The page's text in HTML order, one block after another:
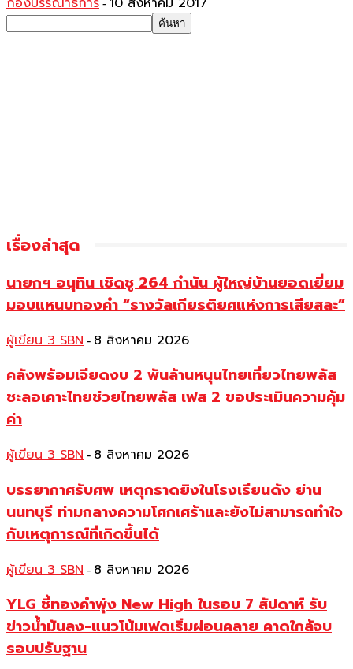
-
เรื่องล่าสุด
นายกฯ อนุทิน เชิดชู 264 กำนัน ผู้ใหญ่บ้านยอดเยี่ยม
มอบแหนบทองคำ “รางวัลเกียรติยศแห่งการเสียสละ”
ผู้เขียน 3 SBN - 8 สิงหาคม 2026
คลังพร้อมเจียดงบ 2 พันล้านหนุนไทยเที่ยวไทยพลัส
ชะลอเคาะไทยช่วยไทยพลัส เฟส 2 ขอประเมินความคุ้ม
ค่า
ผู้เขียน 3 SBN - 8 สิงหาคม 2026
บรรยากาศรับศพ เหตุกราดยิงในโรงเรียนดัง ย่าน
นนทบุรี ท่ามกลางความโศกเศร้าและยังไม่สามารถทำใจ
กับเหตุการณ์ที่เกิดขึ้นได้
ผู้เขียน 3 SBN - 8 สิงหาคม 2026
YLG ชี้ทองคำพุ่ง New High ในรอบ 7 สัปดาห์ รับ
ข่าวน้ำมันลง-แนวโน้มเฟดเริ่มผ่อนคลาย คาดใกล้จบ
รอบปรับฐาน